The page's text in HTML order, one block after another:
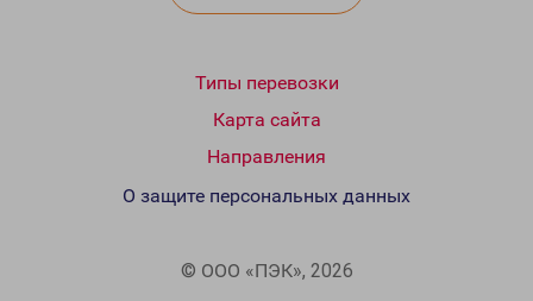
Типы перевозки
Карта сайта
Направления
© ООО «ПЭК», 2026
О защите персональных данных